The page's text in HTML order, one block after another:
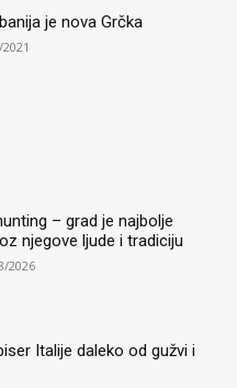
je nova Grčka
– grad je najbolje
njegove ljude i tradiciju
2026
Italije daleko od gužvi i